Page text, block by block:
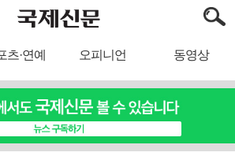
츠·연예 오피니언 동영상